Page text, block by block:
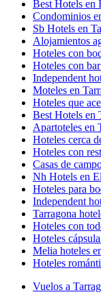
Best Hotels en
Condominios
Sb Hotels en
Alojamientos
Hoteles con
Hoteles con
Independent
Moteles en
Hoteles que
Best Hotels en
Apartoteles en
Hoteles cerca
Hoteles con
Casas de
Nh Hotels en
Hoteles para
Independent
Tarragona
Hoteles con
Hoteles
Melia hoteles
Hoteles
Vuelos a